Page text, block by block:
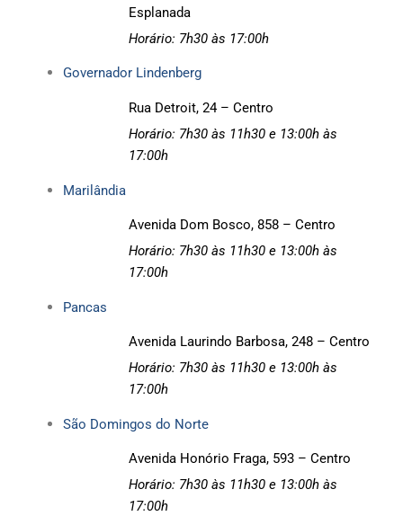
Esplanada
Horário: 7h30 às 17:00h
Governador Lindenberg
Rua Detroit, 24 – Centro
Horário: 7h30 às 11h30 e 13:00h às
17:00h
Marilândia
Avenida Dom Bosco, 858 – Centro
Horário: 7h30 às 11h30 e 13:00h às
17:00h
Pancas
Avenida Laurindo Barbosa, 248 – Centro
Horário: 7h30 às 11h30 e 13:00h às
17:00h
São Domingos do Norte
Avenida Honório Fraga, 593 – Centro
Horário: 7h30 às 11h30 e 13:00h às
17:00h